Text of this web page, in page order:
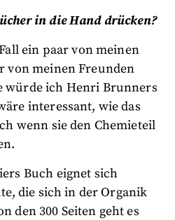
in die Hand drücken?
ein paar von meinen
von meinen Freunden
würde ich Henri Brunners
interessant, wie das
wenn sie den Chemieteil
Buch eignet sich
die sich in der Organik
den 300 Seiten geht es